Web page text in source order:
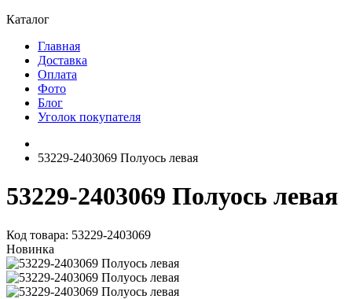
Каталог
Главная
Доставка
Оплата
Фото
Блог
Уголок покупателя
53229-2403069 Полуось левая
53229-2403069 Полуось левая
Код товара: 53229-2403069
Новинка